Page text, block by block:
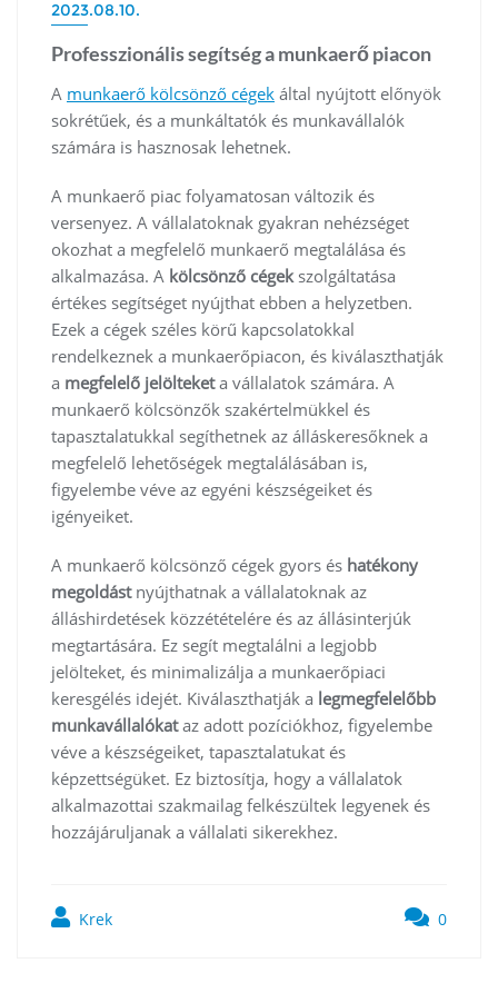
2023.08.10.
Professzionális segítség a munkaerő piacon
A munkaerő kölcsönző cégek által nyújtott előnyök
sokrétűek, és a munkáltatók és munkavállalók
számára is hasznosak lehetnek.
A munkaerő piac folyamatosan változik és
versenyez. A vállalatoknak gyakran nehézséget
okozhat a megfelelő munkaerő megtalálása és
alkalmazása. A kölcsönző cégek szolgáltatása
értékes segítséget nyújthat ebben a helyzetben.
Ezek a cégek széles körű kapcsolatokkal
rendelkeznek a munkaerőpiacon, és kiválaszthatják
a megfelelő jelölteketa vállalatok számára. A
munkaerő kölcsönzők szakértelmükkel és
tapasztalatukkal segíthetnek az álláskeresőknek a
megfelelő lehetőségek megtalálásában is,
figyelembe véve az egyéni készségeiket és
igényeiket.
A munkaerő kölcsönző cégek gyors és hatékony
megoldást nyújthatnak a vállalatoknak az
álláshirdetések közzétételére és az állásinterjúk
megtartására. Ez segít megtalálni a legjobb
jelölteket, és minimalizálja a munkaerőpiaci
keresgélés idejét. Kiválaszthatják a legmegfelelőbb
munkavállalókataz adott pozíciókhoz, figyelembe
véve a készségeiket, tapasztalatukat és
képzettségüket. Ez biztosítja, hogy a vállalatok
alkalmazottai szakmailag felkészültek legyenek és
hozzájáruljanak a vállalati sikerekhez.
Krek 0